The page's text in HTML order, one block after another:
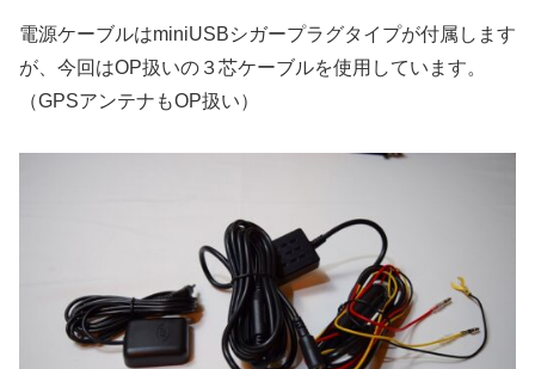
電源ケーブルはminiUSBシガープラグタイプが付属します
が、今回はOP扱いの３芯ケーブルを使用しています。
（GPSアンテナもOP扱い）